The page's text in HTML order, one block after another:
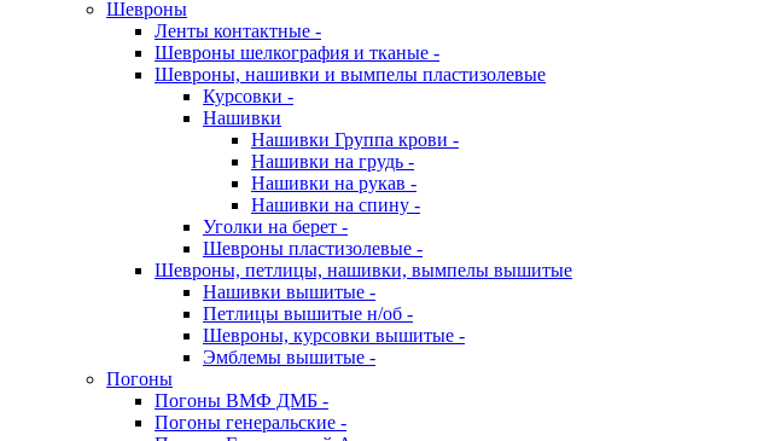
Шевроны
Ленты контактные -
Шевроны шелкография и тканые -
Шевроны, нашивки и вымпелы пластизолевые
Курсовки -
Нашивки
Нашивки Группа крови -
Нашивки на грудь -
Нашивки на рукав -
Нашивки на спину -
Уголки на берет -
Шевроны пластизолевые -
Шевроны, петлицы, нашивки, вымпелы вышитые
Нашивки вышитые -
Петлицы вышитые н/об -
Шевроны, курсовки вышитые -
Эмблемы вышитые -
Погоны
Погоны ВМФ ДМБ -
Погоны генеральские -